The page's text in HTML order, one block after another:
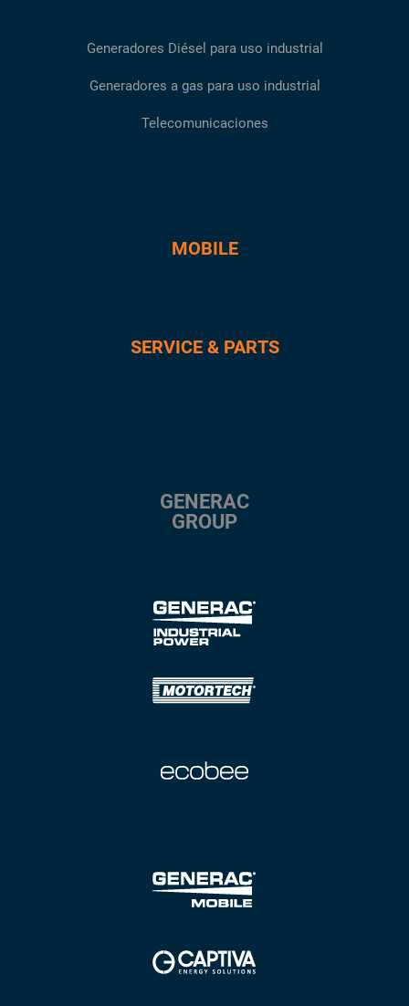
Generadores Diésel para uso industrial
Generadores a gas para uso industrial
Telecomunicaciones
MOBILE
SERVICE & PARTS
GENERAC
GROUP